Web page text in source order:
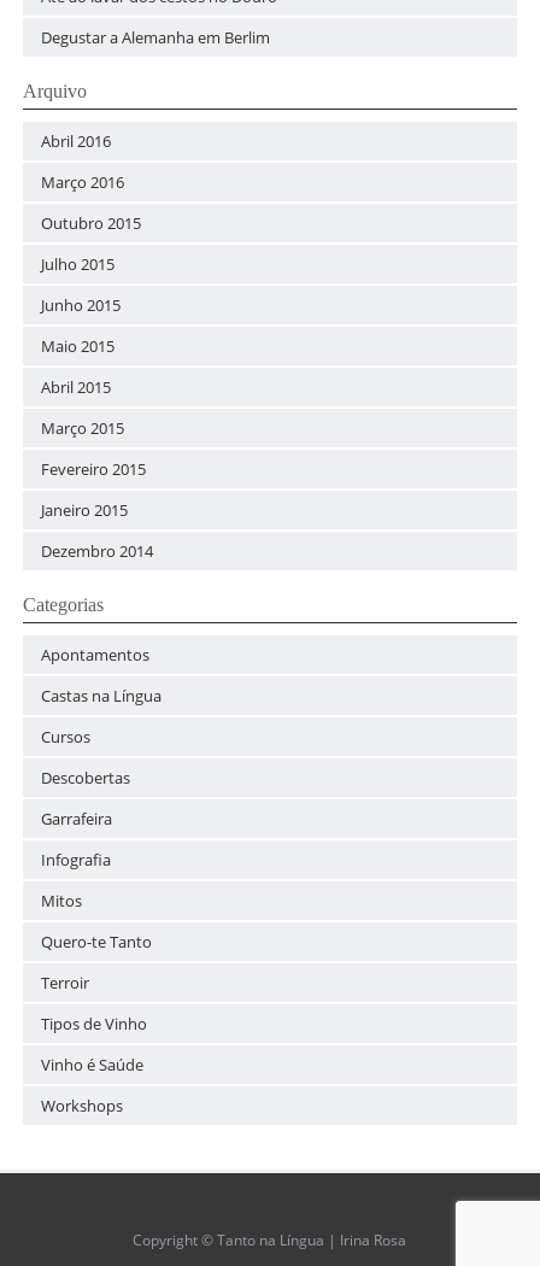
Degustar a Alemanha em Berlim
Arquivo
Abril 2016
Março 2016
Outubro 2015
Julho 2015
Junho 2015
Maio 2015
Abril 2015
Março 2015
Fevereiro 2015
Janeiro 2015
Dezembro 2014
Categorias
Apontamentos
Castas na Língua
Cursos
Descobertas
Garrafeira
Infografia
Mitos
Quero-te Tanto
Terroir
Tipos de Vinho
Vinho é Saúde
Workshops
Copyright © Tanto na Língua | Irina Rosa